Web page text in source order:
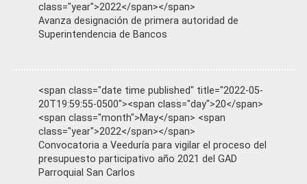
class="year">2022</span></span>
Avanza designación de primera autoridad de
Superintendencia de Bancos
<span class="date time published" title="2022-05-
20T19:59:55-0500"><span class="day">20</span>
<span class="month">May</span> <span
class="year">2022</span></span>
Convocatoria a Veeduría para vigilar el proceso del
presupuesto participativo año 2021 del GAD
Parroquial San Carlos